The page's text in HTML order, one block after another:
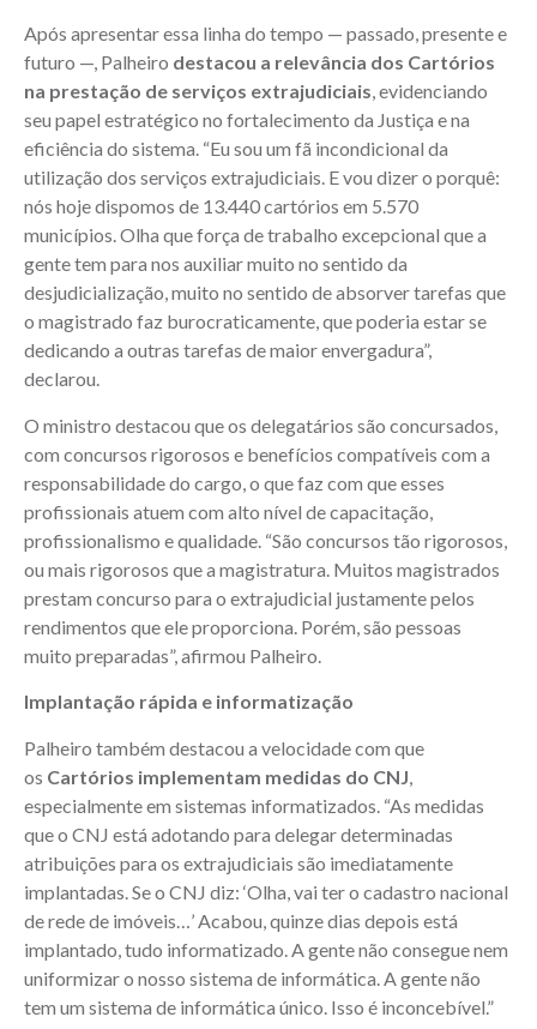
Após apresentar essa linha do tempo — passado, presente e
futuro —, Palheiro destacou a relevância dos Cartórios
na prestação de serviços extrajudiciais, evidenciando
seu papel estratégico no fortalecimento da Justiça e na
eficiência do sistema. “Eu sou um fã incondicional da
utilização dos serviços extrajudiciais. E vou dizer o porquê:
nós hoje dispomos de 13.440 cartórios em 5.570
municípios. Olha que força de trabalho excepcional que a
gente tem para nos auxiliar muito no sentido da
desjudicialização, muito no sentido de absorver tarefas que
o magistrado faz burocraticamente, que poderia estar se
dedicando a outras tarefas de maior envergadura”,
declarou.
O ministro destacou que os delegatários são concursados,
com concursos rigorosos e benefícios compatíveis com a
responsabilidade do cargo, o que faz com que esses
profissionais atuem com alto nível de capacitação,
profissionalismo e qualidade. “São concursos tão rigorosos,
ou mais rigorosos que a magistratura. Muitos magistrados
prestam concurso para o extrajudicial justamente pelos
rendimentos que ele proporciona. Porém, são pessoas
muito preparadas”, afirmou Palheiro.
Implantação rápida e informatização
Palheiro também destacou a velocidade com que
os Cartórios implementam medidas do CNJ
especialmente em sistemas informatizados. “As medidas
que o CNJ está adotando para delegar determinadas
atribuições para os extrajudiciais são imediatamente
implantadas. Se o CNJ diz: ‘Olha, vai ter o cadastro nacional
de rede de imóveis…’ Acabou, quinze dias depois está
implantado, tudo informatizado. A gente não consegue nem
uniformizar o nosso sistema de informática. A gente não
tem um sistema de informática único. Isso é inconcebível.”